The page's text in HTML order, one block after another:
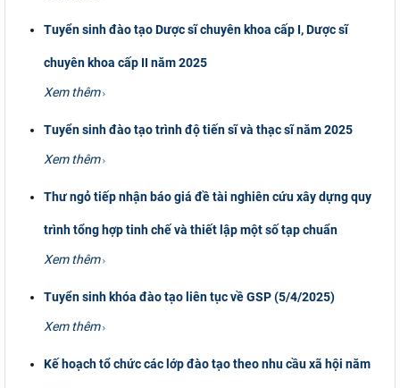
Tuyển sinh đào tạo Dược sĩ chuyên khoa cấp I, Dược sĩ
chuyên khoa cấp II năm 2025
Xem thêm
Tuyển sinh đào tạo trình độ tiến sĩ và thạc sĩ năm 2025
Xem thêm
Thư ngỏ tiếp nhận báo giá đề tài nghiên cứu xây dựng quy
trình tổng hợp tinh chế và thiết lập một số tạp chuẩn
Xem thêm
Tuyển sinh khóa đào tạo liên tục về GSP (5/4/2025)
Xem thêm
Kế hoạch tổ chức các lớp đào tạo theo nhu cầu xã hội năm